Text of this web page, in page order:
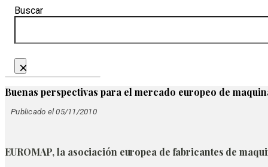
Buscar
×
Buenas perspectivas para el mercado europeo de
Publicado el 05/11/2010
EUROMAP, la asociación europea de fabricantes de